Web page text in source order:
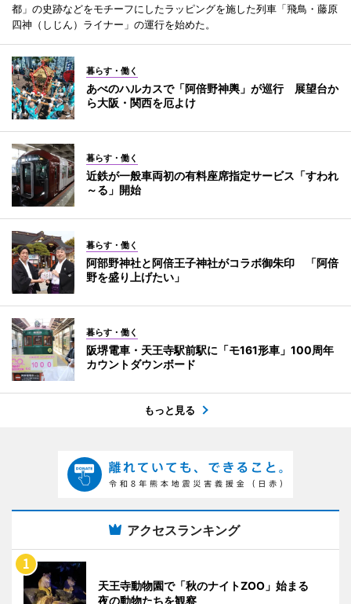
都」の史跡などをモチーフにしたラッピングを施した列車「飛鳥・藤原
四神（しじん）ライナー」の運行を始めた。
暮らす・働く
あべのハルカスで「阿倍野神輿」が巡行 展望台か
ら大阪・関西を厄よけ
暮らす・働く
近鉄が一般車両初の有料座席指定サービス「すわれ
～る」開始
暮らす・働く
阿部野神社と阿倍王子神社がコラボ御朱印 「阿倍
野を盛り上げたい」
暮らす・働く
阪堺電車・天王寺駅前駅に「モ161形車」100周年
カウントダウンボード
もっと見る
アクセスランキング
天王寺動物園で「秋のナイトZOO」始まる
夜の動物たちを観察